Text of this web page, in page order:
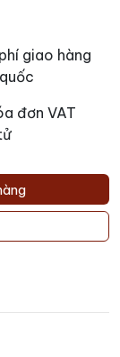
giao hàng
đơn VAT